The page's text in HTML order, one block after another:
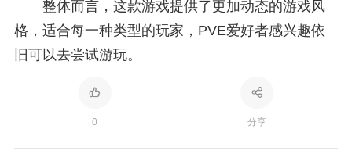
整体而言，这款游戏提供了更加动态的游戏风
格，适合每一种类型的玩家，PVE爱好者感兴趣依
旧可以去尝试游玩。
0 分享